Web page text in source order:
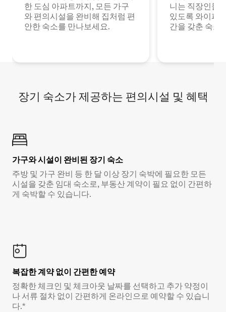
한 도심 아파트까지, 모든 가구
와 편의시설을 완비해 집처럼 편
안한 숙소를 만나보세요.
니는 직장인들
있도록 와이파
간을 갖춘 숙소
장기 숙소가 제공하는 편의시설 및 혜택
가구와 시설이 완비된 장기 숙소
주방 및 가구 완비 등 한 달 이상 장기 숙박에 필요한 모든
시설을 갖춘 임대 숙소로, 부동산 계약이 필요 없이 간편하
게 숙박할 수 있습니다.
복잡한 계약 없이 간편한 예약
정확한 체크인 및 체크아웃 날짜를 선택하고 추가 약정이
나 서류 절차 없이 간편하게 온라인으로 예약할 수 있습니
다.*